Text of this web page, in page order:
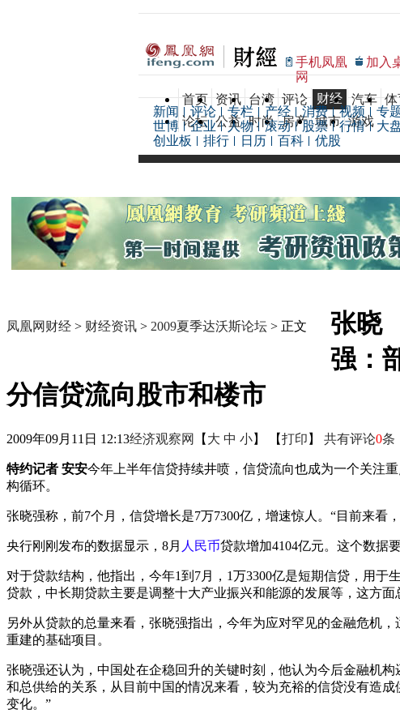
手机凤凰
网
加入
首页 资讯 台湾 评论 财经 汽车 体
论坛 公益 时尚 房产 城市 游戏
新闻 评论 专栏 产经 消费 视频 专
世博
企业 人物 滚动 股票 行情 大
创业板
排行 日历 百科 优股
凤凰网财经 > 财经资讯 > 2009夏季达沃斯论坛 > 正文
张晓
强：
分信贷流向股市和楼市
2009年09月11日 12:13经济观察网 【 大 中 小】 【打印 】 共有评论0条
特约记者 安安今年上半年信贷持续井喷，信贷流向也成为一个关注
构循环。
张晓强称，前7个月，信贷增长是7万7300亿，增速惊人。“目前来看
央行刚刚发布的数据显示，8月 人民币贷款增加4104亿元。这个数据
对于贷款结构，他指出，今年1到7月，1万3300亿是短期信贷，用
贷款，中长期贷款主要是调整十大产业振兴和能源的发展等，这方
另外从贷款的总量来看，张晓强指出，今年为应对罕见的金融危机
重建的基础项目。
张晓强还认为，中国处在企稳回升的关键时刻，他认为今后金融机
和总供给的关系，从目前中国的情况来看，较为充裕的信贷没有造
变化。”